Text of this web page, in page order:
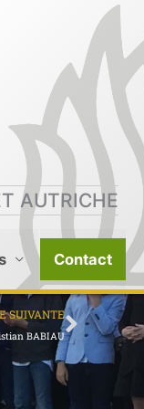
AUTRICHE
Contact
SUIVANTE
BABIAU
Suivant